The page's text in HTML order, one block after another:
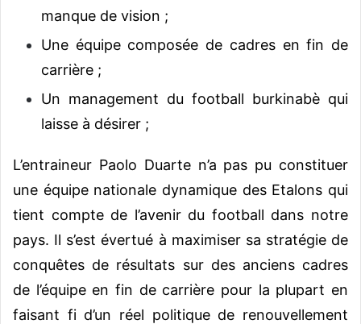
manque de vision ;
Une équipe composée de cadres en fin de
carrière ;
Un management du football burkinabè qui
laisse à désirer ;
L’entraineur Paolo Duarte n’a pas pu constituer
une équipe nationale dynamique des Etalons qui
tient compte de l’avenir du football dans notre
pays. Il s’est évertué à maximiser sa stratégie de
conquêtes de résultats sur des anciens cadres
de l’équipe en fin de carrière pour la plupart en
faisant fi d’un réel politique de renouvellement